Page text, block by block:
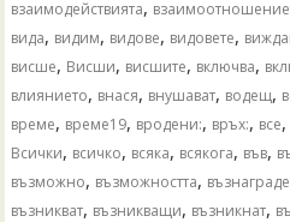
взаимодействията,
вида, видим, видове, видовете,
висше, Висши, висшите, включва,
влиянието, внася, внушават, водещ,
време, време19, вродени:, връх:, все,
Всички, всичко, всяка, всякога, във,
възможно, възможността,
възникват, възникващи, възникнат,